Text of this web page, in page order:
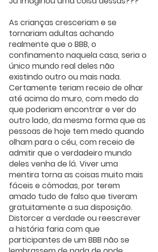
As crianças cresceriam e se
tornariam adultas achando
realmente que o BBB, o
confinamento naquela casa, seria o
único mundo real deles não
existindo outro ou mais nada.
Certamente teriam receio de olhar
até acima do muro, com medo do
que poderiam encontrar e ver do
outro lado, da mesma forma que as
pessoas de hoje tem medo quando
olham para o céu, com receio de
admitir que o verdadeiro mundo
deles venha de lá. Viver uma
mentira torna as coisas muito mais
fáceis e cômodas, por terem
amado tudo de falso que tiveram
gratuitamente a sua disposição.
Distorcer a verdade ou reescrever
a história faria com que
participantes de um BBB não se